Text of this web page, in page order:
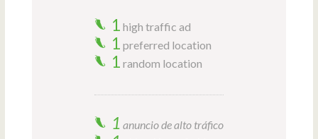
1 high traffic ad
1 preferred location
1 random location
1 anuncio de alto tráfico